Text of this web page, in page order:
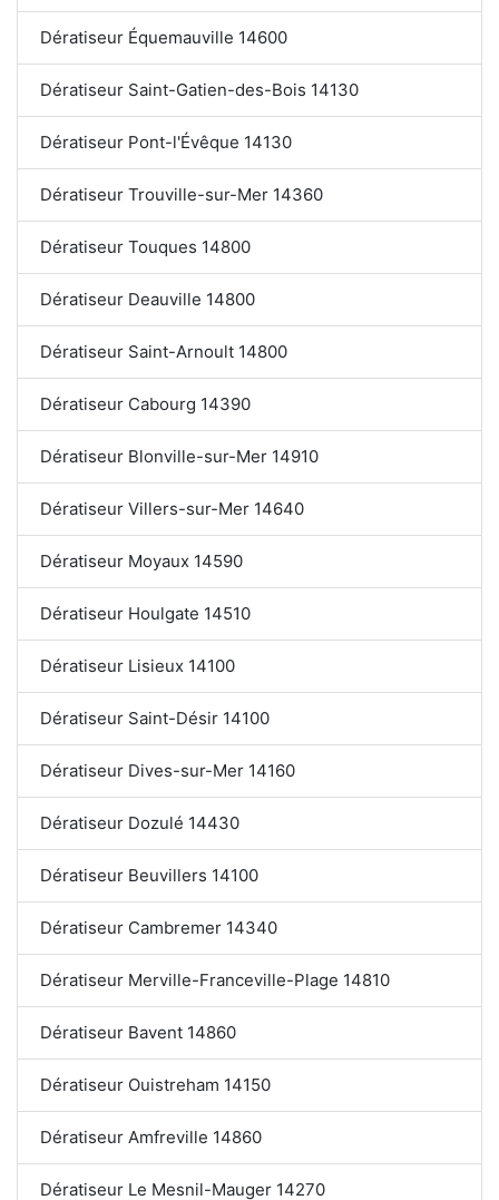
Dératiseur Équemauville 14600
Dératiseur Saint-Gatien-des-Bois 14130
Dératiseur Pont-l'Évêque 14130
Dératiseur Trouville-sur-Mer 14360
Dératiseur Touques 14800
Dératiseur Deauville 14800
Dératiseur Saint-Arnoult 14800
Dératiseur Cabourg 14390
Dératiseur Blonville-sur-Mer 14910
Dératiseur Villers-sur-Mer 14640
Dératiseur Moyaux 14590
Dératiseur Houlgate 14510
Dératiseur Lisieux 14100
Dératiseur Saint-Désir 14100
Dératiseur Dives-sur-Mer 14160
Dératiseur Dozulé 14430
Dératiseur Beuvillers 14100
Dératiseur Cambremer 14340
Dératiseur Merville-Franceville-Plage 14810
Dératiseur Bavent 14860
Dératiseur Ouistreham 14150
Dératiseur Amfreville 14860
Dératiseur Le Mesnil-Mauger 14270